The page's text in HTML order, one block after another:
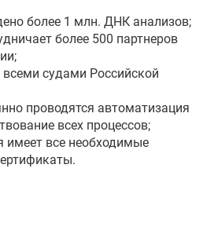
более 1 млн. ДНК анализов;
более 500 партнеров
судами Российской
проводятся автоматизация
всех процессов;
имеет все необходимые